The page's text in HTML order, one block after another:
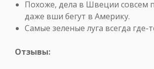
Похоже, дела в Швеции совсем
даже вши бегут в Америку.
Самые зеленые луга всегда где-
Отзывы: